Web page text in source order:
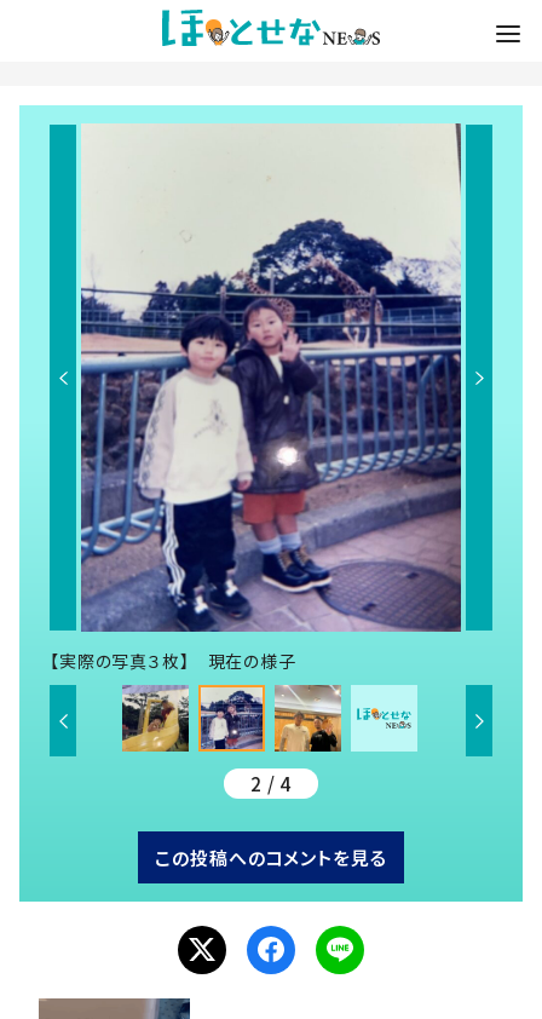
【実際の写真３枚】 現在の様子
2 / 4
この投稿へのコメントを見る